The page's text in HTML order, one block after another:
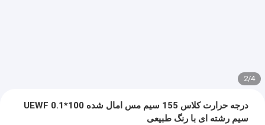
2/4
درجه حرارت کلاس 155 سیم مس امال شده UEWF 0.1*100
سیم رشته ای با رنگ طبیعی